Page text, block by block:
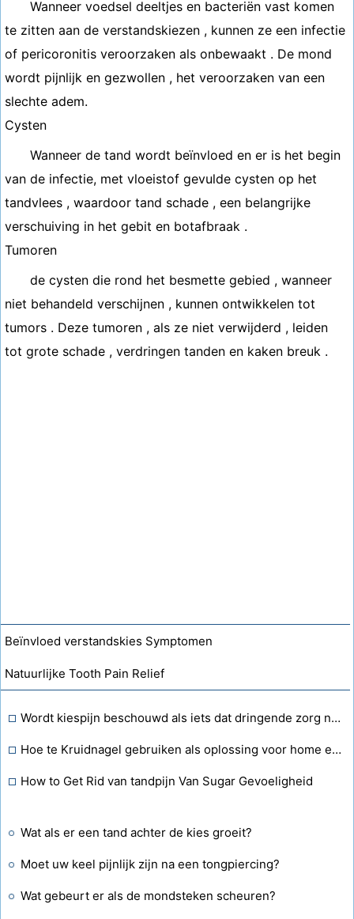
Wanneer voedsel deeltjes en bacteriën vast komen
te zitten aan de verstandskiezen , kunnen ze een infectie
of pericoronitis veroorzaken als onbewaakt . De mond
wordt pijnlijk en gezwollen , het veroorzaken van een
slechte adem.
Cysten
Wanneer de tand wordt beïnvloed en er is het begin
van de infectie, met vloeistof gevulde cysten op het
tandvlees , waardoor tand schade , een belangrijke
verschuiving in het gebit en botafbraak .
Tumoren
de cysten die rond het besmette gebied , wanneer
niet behandeld verschijnen , kunnen ontwikkelen tot
tumors . Deze tumoren , als ze niet verwijderd , leiden
tot grote schade , verdringen tanden en kaken breuk .
Beïnvloed verstandskies Symptomen
Natuurlijke Tooth Pain Relief
Wordt kiespijn beschouwd als iets dat dringende zorg nodig heeft?
Hoe te Kruidnagel gebruiken als oplossing voor home een Kiespijn
How to Get Rid van tandpijn Van Sugar Gevoeligheid
Wat als er een tand achter de kies groeit?
Moet uw keel pijnlijk zijn na een tongpiercing?
Wat gebeurt er als de mondsteken scheuren?